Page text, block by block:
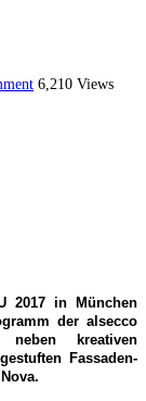
6,210 Views
2017 in München
der alsecco
neben kreativen
Fassaden­